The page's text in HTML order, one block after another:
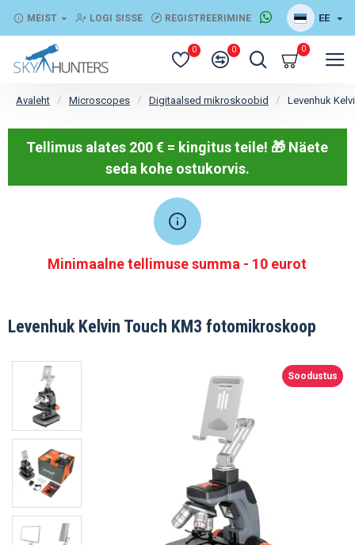
MEIST LOGI SISSE REGISTREERIMINE EE
0 0 0
Avaleht Microscopes Digitaalsed mikroskoobid Levenhuk
Tellimus alates 200 € = kingitus teile! 🎁 Näete
seda kohe ostukorvis.
Minimaalne tellimuse summa - 10 eurot
Levenhuk Kelvin Touch KM3 fotomikroskoop
Soodustus